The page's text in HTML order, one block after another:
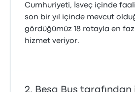
Cumhuriyeti, İsveç içinde
son bir yıl içinde mevcut
gördüğümüz 18 rotayla en
hizmet veriyor.
Besa Bus tarafından